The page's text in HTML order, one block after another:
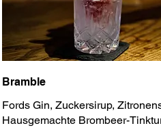
Bramble
Fords Gin, Zuckersirup,
Hausgemachte Brombeer-